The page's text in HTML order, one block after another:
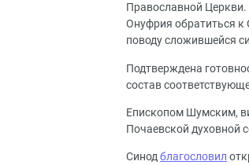
Православной
Онуфрия обратиться
поводу сложившейся
Подтверждена
состав
Епископом Шумским,
Почаевской духовной
Синодблагословил